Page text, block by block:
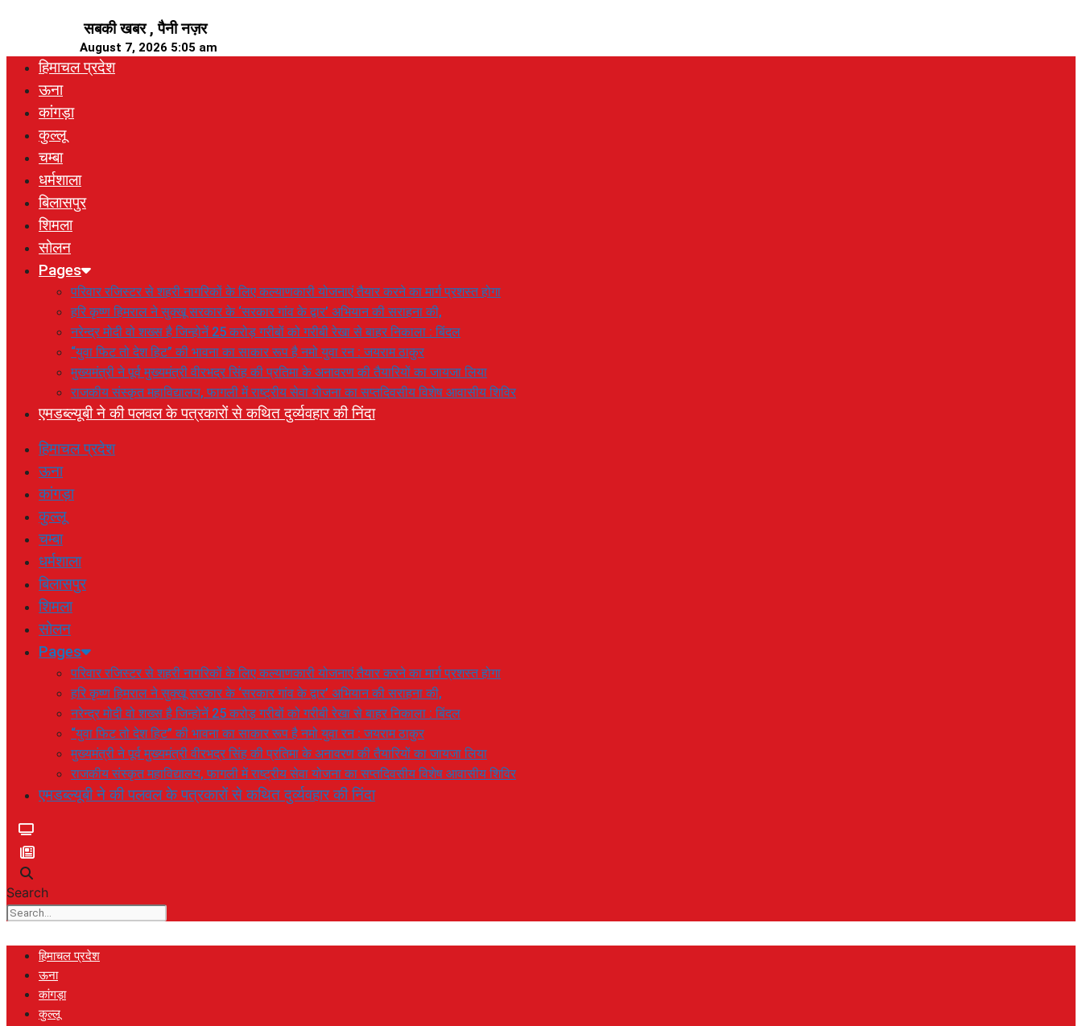
content
सबकी खबर , पैनी नज़र
August 7, 2026 5:05 am
हिमाचल प्रदेश
ऊना
कांगड़ा
कुल्लू
चम्बा
धर्मशाला
बिलासपुर
शिमला
सोलन
Pages
परिवार रजिस्टर से शहरी नागरिकों के लिए कल्याणकारी योजनाएं तैयार करने का मार्ग प्रशस्त होगा
हरि कृष्ण हिमराल ने सुक्खू सरकार के ‘सरकार गांव के द्वार’ अभियान की सराहना की,
नरेन्द्र मोदी वो शख्स है जिन्होनें 25 करोड़ गरीबों को गरीबी रेखा से बाहर निकाला : बिंदल
“युवा फिट तो देश हिट” की भावना का साकार रूप है नमो युवा रन : जयराम ठाकुर
मुख्यमंत्री ने पूर्व मुख्यमंत्री वीरभद्र सिंह की प्रतिमा के अनावरण की तैयारियों का जायजा लिया
राजकीय संस्कृत महाविद्यालय, फागली में राष्ट्रीय सेवा योजना का सप्तदिवसीय विशेष आवासीय शिविर
एमडब्ल्यूबी ने की पलवल के पत्रकारों से कथित दुर्व्यवहार की निंदा
हिमाचल प्रदेश
ऊना
कांगड़ा
कुल्लू
चम्बा
धर्मशाला
बिलासपुर
शिमला
सोलन
Pages
परिवार रजिस्टर से शहरी नागरिकों के लिए कल्याणकारी योजनाएं तैयार करने का मार्ग प्रशस्त होगा
हरि कृष्ण हिमराल ने सुक्खू सरकार के ‘सरकार गांव के द्वार’ अभियान की सराहना की,
नरेन्द्र मोदी वो शख्स है जिन्होनें 25 करोड़ गरीबों को गरीबी रेखा से बाहर निकाला : बिंदल
“युवा फिट तो देश हिट” की भावना का साकार रूप है नमो युवा रन : जयराम ठाकुर
मुख्यमंत्री ने पूर्व मुख्यमंत्री वीरभद्र सिंह की प्रतिमा के अनावरण की तैयारियों का जायजा लिया
राजकीय संस्कृत महाविद्यालय, फागली में राष्ट्रीय सेवा योजना का सप्तदिवसीय विशेष आवासीय शिविर
एमडब्ल्यूबी ने की पलवल के पत्रकारों से कथित दुर्व्यवहार की निंदा
Search
हिमाचल प्रदेश
ऊना
कांगड़ा
कुल्लू